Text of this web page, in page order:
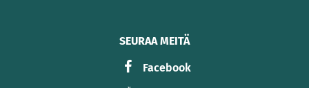
SEURAA MEITÄ
Facebook